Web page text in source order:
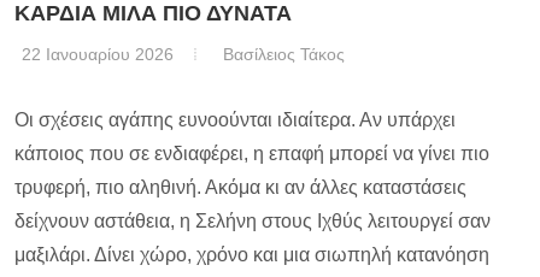
ΚΑΡΔΙΑ ΜΙΛΑ ΠΙΟ ΔΥΝΑΤΑ
22 Ιανουαρίου 2026 Βασίλειος Τάκος
Οι σχέσεις αγάπης ευνοούνται ιδιαίτερα. Αν υπάρχει
κάποιος που σε ενδιαφέρει, η επαφή μπορεί να γίνει πιο
τρυφερή, πιο αληθινή. Ακόμα κι αν άλλες καταστάσεις
δείχνουν αστάθεια, η Σελήνη στους Ιχθύς λειτουργεί σαν
μαξιλάρι. Δίνει χώρο, χρόνο και μια σιωπηλή κατανόηση